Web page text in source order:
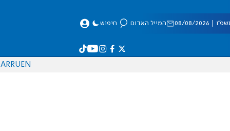
08/2026 המייל האדום חיפוש
EN
RU
AR